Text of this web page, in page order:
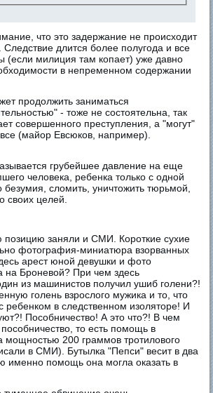
что это задержание не происходит
длится более полугода и все
(если милиция там копает) уже давно
в непременном содержании
продолжить заниматься
- тоже не состоятельна, так
совершенного преступления, а "могут"
(майор Евсюков, например).
грубейшее давление на еще
человека, ребенка только с одной
безумия, сломить, уничтожить тюрьмой,
своих целей.
позицию заняли и СМИ. Короткие сухие
фотография-миниатюра взорванных
арест юной девушки и фото
на Броневой? При чем здесь
из машинистов получил ушиб голени?!
голень взрослого мужика и то, что
ребенком в следственном изоляторе! И
Пособничество! А это что?! В чем
то есть помощь в
мощностью 200 граммов тротилового
в СМИ). Бутылка "Пепси" весит в два
именно помощь она могла оказать в